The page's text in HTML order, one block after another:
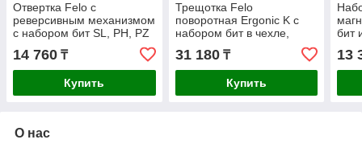
Отвертка Felo с
реверсивным механизмом
с набором бит SL, PH, PZ
8шт. 37400405
14 760 ₸
Купить
Трещотка Felo
поворотная Ergonic K с
набором бит в чехле,
16шт. 06071604
31 180₸
Купить
бит
13
О нас